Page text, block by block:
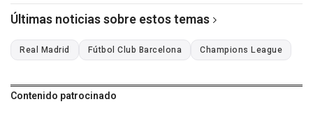
Últimas noticias sobre estos temas
Real Madrid Fútbol Club Barcelona Champions League
Contenido patrocinado